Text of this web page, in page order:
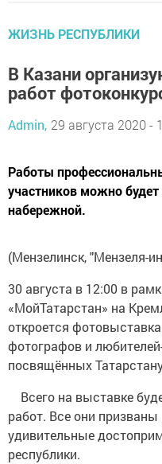
ЖИЗНЬ РЕСПУБЛИКИ
В Казани
работ
Admin, 29 августа 2020 -
Работы
участников можно
набережной.
(Мензелинск, "Мензеля-
30 августа в 12:00 в
«МойТатарстан» на
откроется
фотографов и
посвящённых
Всего на выставке
работ. Все они призваны
удивительные
республики.